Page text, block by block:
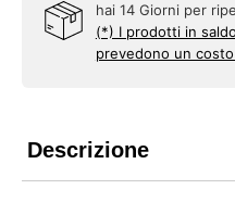
hai 14 Giorni per
(*) I prodotti in
prevedono un
Descrizione